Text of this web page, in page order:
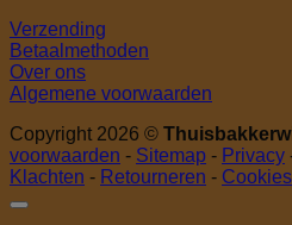
Verzending
Betaalmethoden
Over ons
Algemene voorwaarden
Copyright 2026 ©
voorwaarden - Sitemap - Privacy
Klachten - Retourneren - Cookies